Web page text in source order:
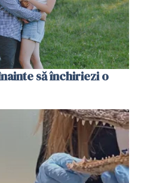
să închiriezi o